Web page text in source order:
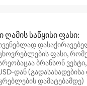
ღამის საწყისი ფასი:
ფასი,
ბრანსონ ვესტი,
დამატებამდე)